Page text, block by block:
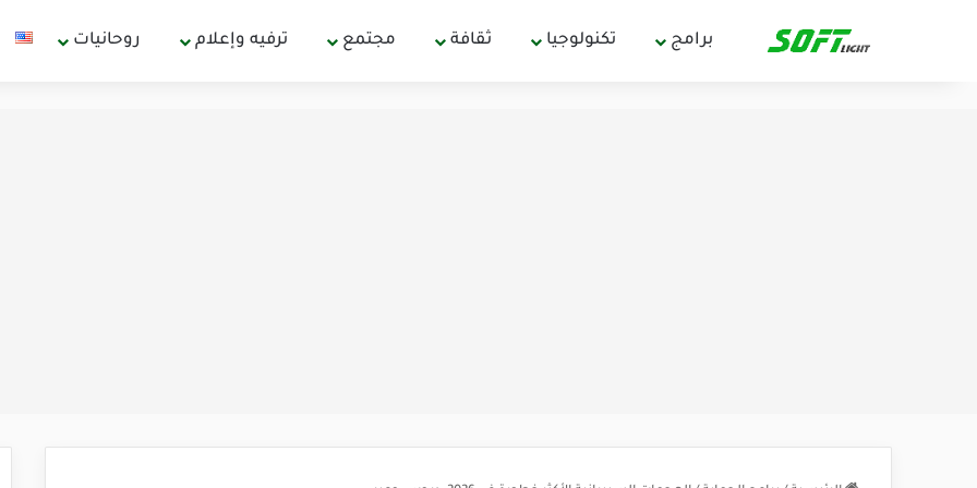
برامج تكنولوجيا ثقافة مجتمع ترفيه وإعلام روحانيات